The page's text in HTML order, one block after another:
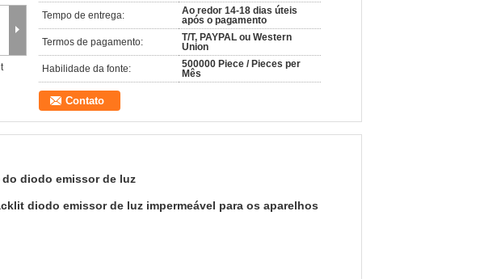
Tempo de entrega:
Ao redor 14-18 dias úteis
após o pagamento
Termos de pagamento:
T/T, PAYPAL ou Western
Union
Habilidade da fonte:
500000 Piece / Pieces per
Mês
Contato
diodo emissor de luz
diodo emissor de luz impermeável para os aparelhos